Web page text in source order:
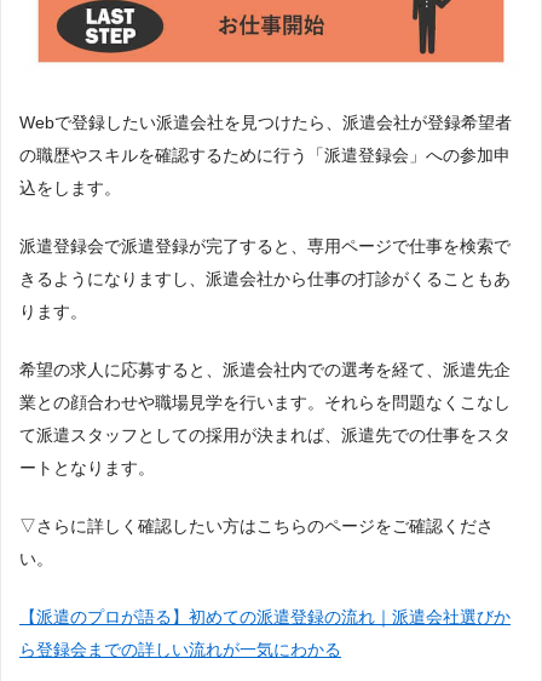
Webで登録したい派遣会社を見つけたら、派遣会社が登録希望者
の職歴やスキルを確認するために行う「派遣登録会」への参加申
込をします。
派遣登録会で派遣登録が完了すると、専用ページで仕事を検索で
きるようになりますし、派遣会社から仕事の打診がくることもあ
ります。
希望の求人に応募すると、派遣会社内での選考を経て、派遣先企
業との顔合わせや職場見学を行います。それらを問題なくこなし
て派遣スタッフとしての採用が決まれば、派遣先での仕事をスタ
ートとなります。
▽さらに詳しく確認したい方はこちらのページをご確認くださ
い。
【派遣のプロが語る】初めての派遣登録の流れ｜派遣会社選びか
ら登録会までの詳しい流れが一気にわかる